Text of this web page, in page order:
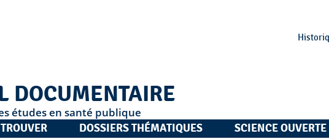
DOCUMENTAIRE
études en santé publique
DOSSIERS THÉMATIQUES SCIENCE OUVERTE